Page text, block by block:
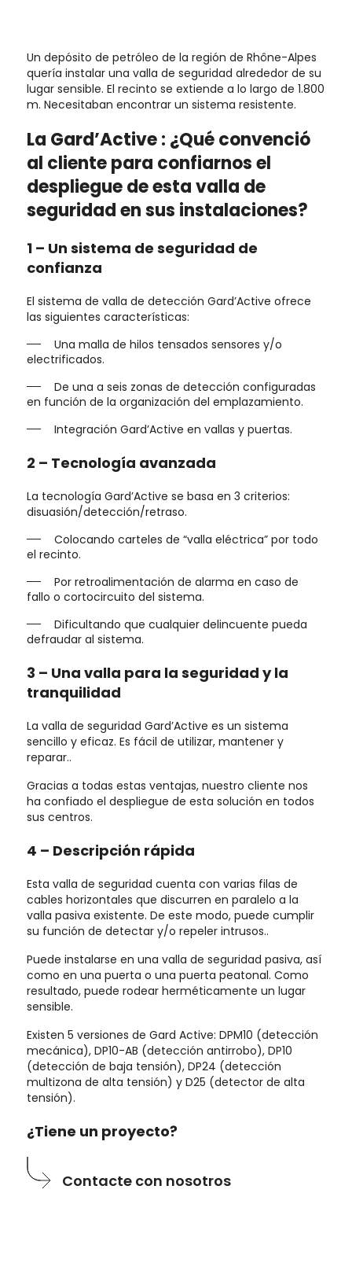
Un depósito de petróleo de la región de Rhône-Alpes
quería instalar una valla de seguridad alrededor de su
lugar sensible. El recinto se extiende a lo largo de 1.800
m. Necesitaban encontrar un sistema resistente.
La Gard’Active : ¿Qué convenció
al cliente para confiarnos el
despliegue de esta valla de
seguridad en sus instalaciones?
1 – Un sistema de seguridad de
confianza
El sistema de valla de detección Gard’Active ofrece
las siguientes características:
Una malla de hilos tensados sensores y/o
electrificados.
De una a seis zonas de detección configuradas
en función de la organización del emplazamiento.
Integración Gard’Active en vallas y puertas.
2 – Tecnología avanzada
La tecnología Gard’Active se basa en 3 criterios:
disuasión/detección/retraso.
Colocando carteles de “valla eléctrica” por todo
el recinto.
Por retroalimentación de alarma en caso de
fallo o cortocircuito del sistema.
Dificultando que cualquier delincuente pueda
defraudar al sistema.
3 – Una valla para la seguridad y la
tranquilidad
La valla de seguridad Gard’Active es un sistema
sencillo y eficaz. Es fácil de utilizar, mantener y
reparar..
Gracias a todas estas ventajas, nuestro cliente nos
ha confiado el despliegue de esta solución en todos
sus centros.
4 – Descripción rápida
Esta valla de seguridad cuenta con varias filas de
cables horizontales que discurren en paralelo a la
valla pasiva existente. De este modo, puede cumplir
su función de detectar y/o repeler intrusos..
Puede instalarse en una valla de seguridad pasiva, así
como en una puerta o una puerta peatonal. Como
resultado, puede rodear herméticamente un lugar
sensible.
Existen 5 versiones de Gard Active: DPM10 (detección
mecánica), DP10-AB (detección antirrobo), DP10
(detección de baja tensión), DP24 (detección
multizona de alta tensión) y D25 (detector de alta
tensión).
¿Tiene un proyecto?
Contacte con nosotros